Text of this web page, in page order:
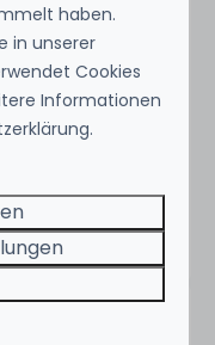
- Teilweisen
haben.
in unserer
Cookies
Informationen